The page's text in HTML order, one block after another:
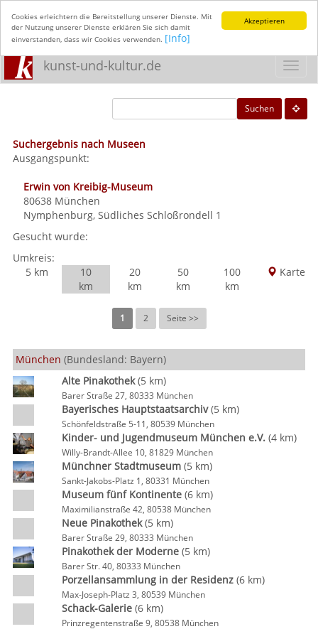
Akzeptieren
Cookies erleichtern die Bereitstellung unserer Dienste. Mit
der Nutzung unserer Dienste erklären Sie sich damit
einverstanden, dass wir Cookies verwenden. [Info]
kunst-und-kultur.de
Suchen
Suchergebnis nach Museen
Ausgangspunkt:
Erwin von Kreibig-Museum
80638 München
Nymphenburg, Südliches Schloßrondell 1
Gesucht wurde:
Umkreis:
5 km
10
km
20
km
50
km
100
km
Karte
1 2 Seite >>
München (Bundesland: Bayern)
Alte Pinakothek(5 km)
Barer Straße 27, 80333 München
Bayerisches Hauptstaatsarchiv(5 km)
Schönfeldstraße 5-11, 80539 München
Kinder- und Jugendmuseum München e.V.(4 km)
Willy-Brandt-Allee 10, 81829 München
Münchner Stadtmuseum(5 km)
Sankt-Jakobs-Platz 1, 80331 München
Museum fünf Kontinente(6 km)
Maximilianstraße 42, 80538 München
Neue Pinakothek(5 km)
Barer Straße 29, 80333 München
Pinakothek der Moderne(5 km)
Barer Str. 40, 80333 München
Porzellansammlung in der Residenz(6 km)
Max-Joseph-Platz 3, 80539 München
Schack-Galerie(6 km)
Prinzregentenstraße 9, 80538 München